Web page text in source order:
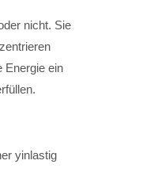
nicht. Sie
Energie ein
yinlastig